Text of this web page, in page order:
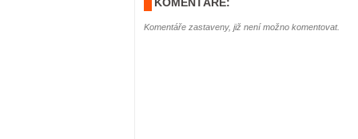
Komentáře zastaveny, již není možno komentovat.